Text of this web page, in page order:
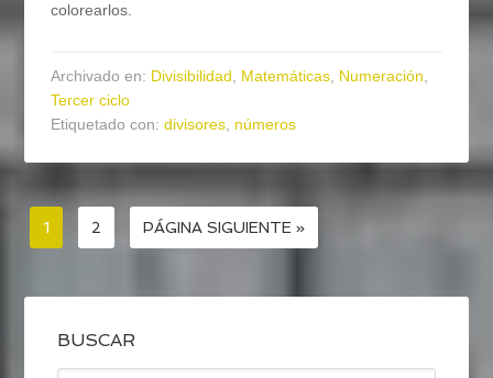
colorearlos.
Archivado en: Divisibilidad, Matemáticas, Numeración,
Tercer ciclo
Etiquetado con:divisores, números
1 2 PÁGINA SIGUIENTE »
BUSCAR